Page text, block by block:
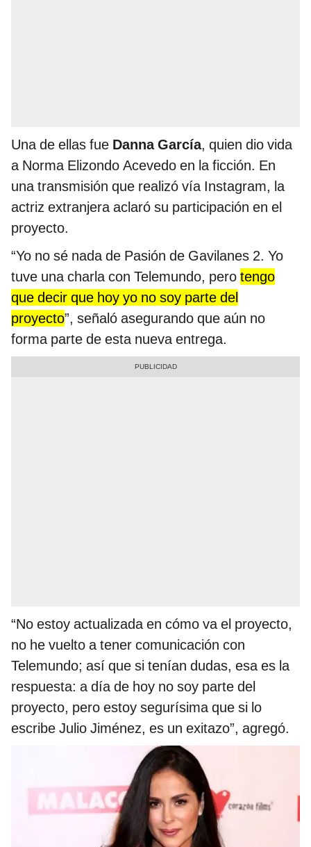
Una de ellas fue Danna García, quien dio vida
a Norma Elizondo Acevedo en la ficción. En
una transmisión que realizó vía Instagram, la
actriz extranjera aclaró su participación en el
proyecto.
“Yo no sé nada de Pasión de Gavilanes 2. Yo
tuve una charla con Telemundo, pero tengo
que decir que hoy yo no soy parte del
proyecto”, señaló asegurando que aún no
forma parte de esta nueva entrega.
“No estoy actualizada en cómo va el proyecto,
no he vuelto a tener comunicación con
Telemundo; así que si tenían dudas, esa es la
respuesta: a día de hoy no soy parte del
proyecto, pero estoy segurísima que si lo
escribe Julio Jiménez, es un exitazo”, agregó.